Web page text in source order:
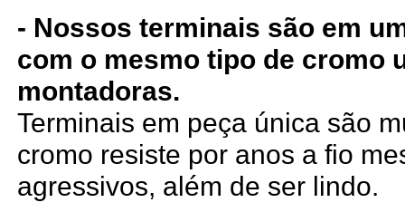
- Nossos terminais são em
com o mesmo tipo de cromo
montadoras.
Terminais em peça única são
cromo resiste por anos a fio
agressivos, além de ser lindo.